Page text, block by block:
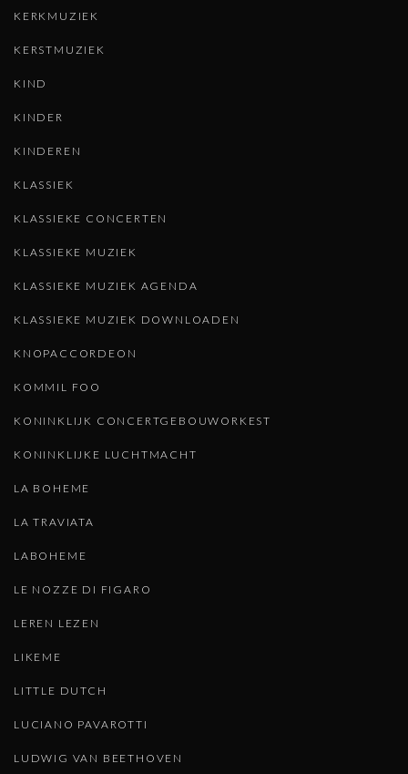
KERKMUZIEK
KERSTMUZIEK
KIND
KINDER
KINDEREN
KLASSIEK
KLASSIEKE CONCERTEN
KLASSIEKE MUZIEK
KLASSIEKE MUZIEK AGENDA
KLASSIEKE MUZIEK DOWNLOADEN
KNOPACCORDEON
KOMMIL FOO
KONINKLIJK CONCERTGEBOUWORKEST
KONINKLIJKE LUCHTMACHT
LA BOHEME
LA TRAVIATA
LABOHEME
LE NOZZE DI FIGARO
LEREN LEZEN
LIKEME
LITTLE DUTCH
LUCIANO PAVAROTTI
LUDWIG VAN BEETHOVEN